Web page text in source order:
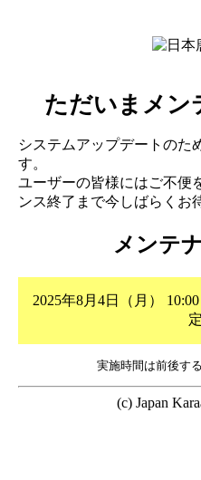
ただいまメン
システムアップデートのた
す。
ユーザーの皆様にはご不便
ンス終了まで今しばらくお
メンテ
2025年8月4日（月）
実施時間は前後す
(c) Japan